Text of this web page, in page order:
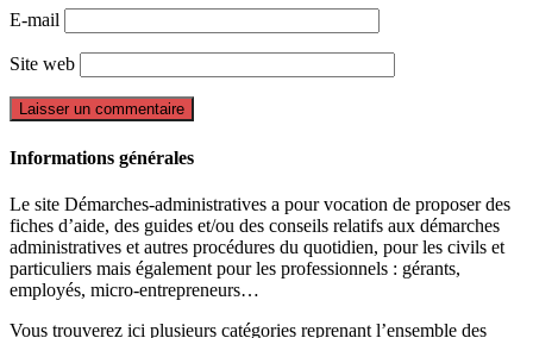
E-mail
Site web
Informations générales
Le site Démarches-administratives a pour vocation de proposer des
fiches d’aide, des guides et/ou des conseils relatifs aux démarches
administratives et autres procédures du quotidien, pour les civils et
particuliers mais également pour les professionnels : gérants,
employés, micro-entrepreneurs…
Vous trouverez ici plusieurs catégories reprenant l’ensemble des